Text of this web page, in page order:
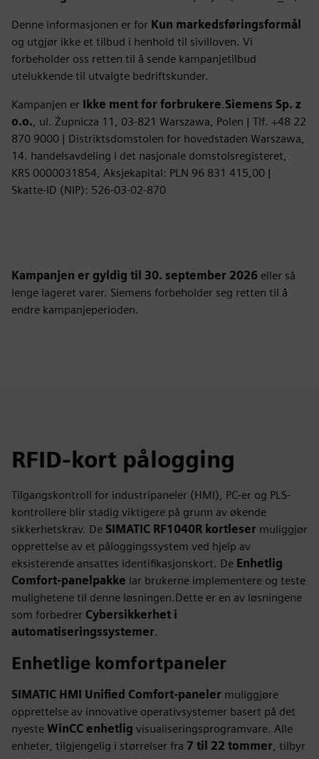
Denne informasjonen er for Kun markedsføringsformål
og utgjør ikke et tilbud i henhold til sivilloven. Vi
forbeholder oss retten til å sende kampanjetilbud
utelukkende til utvalgte bedriftskunder.
Kampanjen er Ikke ment for forbrukere.Siemens Sp. z
o.o. , ul. Żupnicza 11, 03‑821 Warszawa, Polen | Tlf. +48 22
870 9000 | Distriktsdomstolen for hovedstaden Warszawa,
14. handelsavdeling i det nasjonale domstolsregisteret,
KRS 0000031854, Aksjekapital: PLN 96 831 415,00 |
Skatte-ID (NIP): 526‑03‑02‑870
Kampanjen er gyldig til 30. september 2026 eller så
lenge lageret varer. Siemens forbeholder seg retten til å
endre kampanjeperioden.
RFID-kort pålogging
Tilgangskontroll for industripaneler (HMI), PC-er og PLS-
kontrollere blir stadig viktigere på grunn av økende
sikkerhetskrav. De SIMATIC RF1040R kortleser muliggjør
opprettelse av et påloggingssystem ved hjelp av
eksisterende ansattes identifikasjonskort. De Enhetlig
Comfort-panelpakke lar brukerne implementere og teste
mulighetene til denne løsningen.Dette er en av løsningene
som forbedrer Cybersikkerhet i
automatiseringssystemer.
Enhetlige komfortpaneler
SIMATIC HMI Unified Comfort-paneler muliggjøre
opprettelse av innovative operativsystemer basert på det
nyeste WinCC enhetlig visualiseringsprogramvare. Alle
enheter, tilgjengelig i størrelser fra 7 til 22 tommer , tilbyr